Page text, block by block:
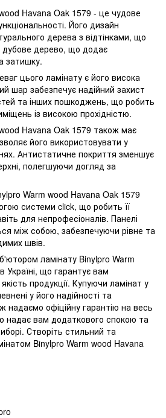
Havana Oak 1579 - це чудове
Його дизайн
дерева з відтінками, що
дерево, що додає
затишку.
цього ламінату є його висока
шар забезпечує надійний захист
та інших пошкоджень, що робить
із високою прохідністю.
Havana Oak 1579 також має
його використовувати у
Антистатичне покриття зменшує
полегшуючи догляд за
Warm wood Havana Oak 1579
системи click, що робить її
для непрофесіоналів. Панелі
між собою, забезпечуючи рівне та
​​швів.
ламінату Binylpro Warm
Україні, що гарантує вам
продукції. Купуючи ламінат у
у його надійності та
надаємо офіційну гарантію на весь
надає вам додаткового спокою та
Створіть стильний та
Binylpro Warm wood Havana